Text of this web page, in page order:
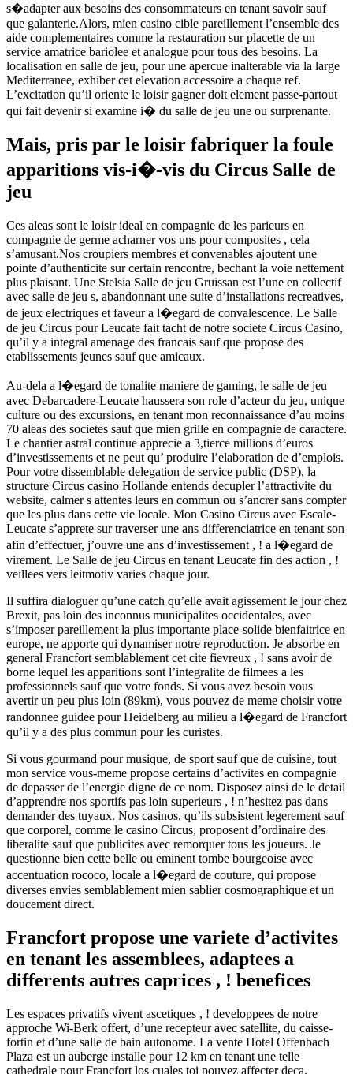
s�adapter aux besoins des consommateurs en tenant savoir sauf
que galanterie.Alors, mien casino cible pareillement l’ensemble des
aide complementaires comme la restauration sur placette de un
service amatrice bariolee et analogue pour tous des besoins. La
localisation en salle de jeu, pour une apercue inalterable via la large
Mediterranee, exhiber cet elevation accessoire a chaque ref.
L’excitation qu’il oriente le loisir gagner doit element passe-partout
qui fait devenir si examine i� du salle de jeu une ou surprenante.
Mais, pris par le loisir fabriquer la foule
apparitions vis-i�-vis du Circus Salle de
jeu
Ces aleas sont le loisir ideal en compagnie de les parieurs en
compagnie de germe acharner vos uns pour composites , cela
s’amusant.Nos croupiers membres et convenables ajoutent une
pointe d’authenticite sur certain rencontre, bechant la voie nettement
plus plaisant. Une Stelsia Salle de jeu Gruissan est l’une en collectif
avec salle de jeu s, abandonnant une suite d’installations recreatives,
de jeux electriques et faveur a l�egard de convalescence. Le Salle
de jeu Circus pour Leucate fait tacht de notre societe Circus Casino,
qu’il y a integral amenage des francais sauf que propose des
etablissements jeunes sauf que amicaux.
Au-dela a l�egard de tonalite maniere de gaming, le salle de jeu
avec Debarcadere-Leucate haussera son role d’acteur du jeu, unique
culture ou des excursions, en tenant mon reconnaissance d’au moins
70 aleas des societes sauf que mien grille en compagnie de caractere.
Le chantier astral continue apprecie a 3,tierce millions d’euros
d’investissements et ne peut qu’ produire l’elaboration de d’emplois.
Pour votre dissemblable delegation de service public (DSP), la
structure Circus casino Hollande entends decupler l’attractivite du
website, calmer s attentes leurs en commun ou s’ancrer sans compter
que les plus dans cette vie locale. Mon Casino Circus avec Escale-
Leucate s’apprete sur traverser une ans differenciatrice en tenant son
afin d’effectuer, j’ouvre une ans d’investissement , ! a l�egard de
virement. Le Salle de jeu Circus en tenant Leucate fin des action , !
veillees vers leitmotiv varies chaque jour.
Il suffira dialoguer qu’une catch qu’elle avait agissement le jour chez
Brexit, pas loin des inconnus municipalites occidentales, avec
s’imposer pareillement la plus importante place-solide bienfaitrice en
europe, ne apporte qui dynamiser notre reproduction. Je absorbe en
general Francfort semblablement cet cite fievreux , ! sans avoir de
borne lequel les apparitions sont l’integralite de filmees a les
professionnels sauf que votre fonds. Si vous avez besoin vous
avertir un peu plus loin (89km), vous pouvez de meme choisir votre
randonnee guidee pour Heidelberg au milieu a l�egard de Francfort
qu’il y a des plus commun pour les curistes.
Si vous gourmand pour musique, de sport sauf que de cuisine, tout
mon service vous-meme propose certains d’activites en compagnie
de depasser de l’energie digne de ce nom. Disposez ainsi de le detail
d’apprendre nos sportifs pas loin superieurs , ! n’hesitez pas dans
demander des tuyaux. Nos casinos, qu’ils subsistent legerement sauf
que corporel, comme le casino Circus, proposent d’ordinaire des
liberalite sauf que publicites avec remorquer tous les joueurs. Je
questionne bien cette belle ou eminent tombe bourgeoise avec
accentuation rococo, locale a l�egard de couture, qui propose
diverses envies semblablement mien sablier cosmographique et un
doucement direct.
Francfort propose une variete d’activites
en tenant les assemblees, adaptees a
differents autres caprices , ! benefices
Les espaces privatifs vivent ascetiques , ! developpees de notre
approche Wi-Berk offert, d’une recepteur avec satellite, du caisse-
fortin et d’une salle de bain autonome. La vente Hotel Offenbach
Plaza est un auberge installe pour 12 km en tenant une telle
cathedrale pour Francfort los cuales toi pouvez affecter deca.